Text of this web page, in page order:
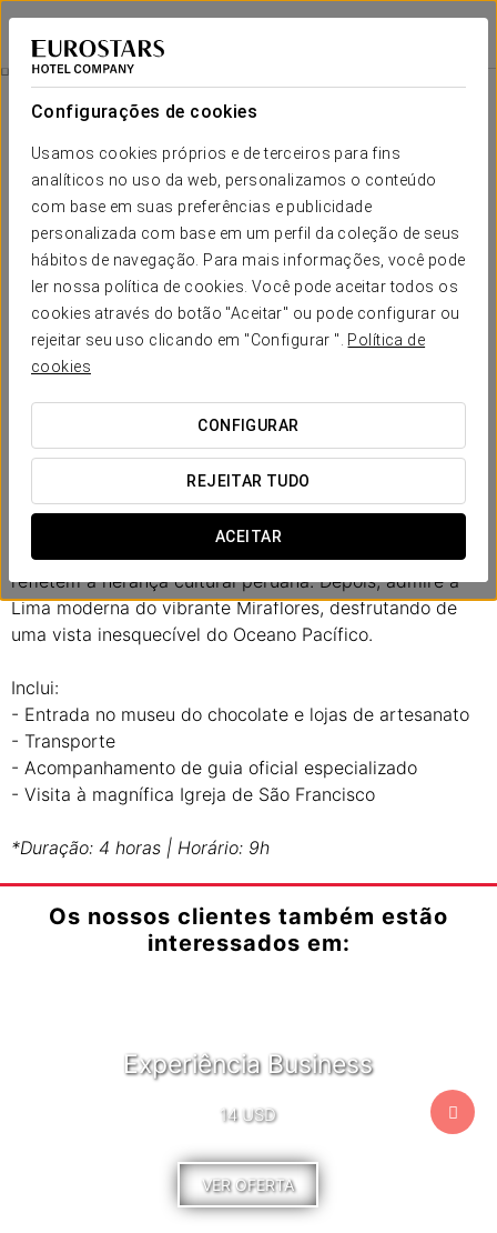
Configurações de cookies
Usamos cookies próprios e de terceiros para fins
analíticos no uso da web, personalizamos o conteúdo
com base em suas preferências e publicidade
personalizada com base em um perfil da coleção de seus
hábitos de navegação. Para mais informações, você pode
ler nossa política de cookies. Você pode aceitar todos os
cookies através do botão "Aceitar" ou pode configurar ou
rejeitar seu uso clicando em "Configurar ". Política de
cookies
CONFIGURAR
REJEITAR TUDO
ACEITAR
Ikonik Miraflores
LIMA
City Tour Lima
55 USD
City Tour Lima
Descubra os encantos de Lima com nosso exclusivo City
Tour!
Mergulhe na história da Lima colonial visitando o
imponente Centro Histórico, com seus majestosos
palácios, igrejas centenárias e praças encantadoras que
refletem a herança cultural peruana. Depois, admire a
Lima moderna do vibrante Miraflores, desfrutando de
uma vista inesquecível do Oceano Pacífico.
Inclui:
- Entrada no museu do chocolate e lojas de artesanato
- Transporte
- Acompanhamento de guia oficial especializado
- Visita à magnífica Igreja de São Francisco
*Duração: 4 horas | Horário: 9h
Os nossos clientes também estão
interessados em:
Experiência Business
14 USD
VER OFERTA